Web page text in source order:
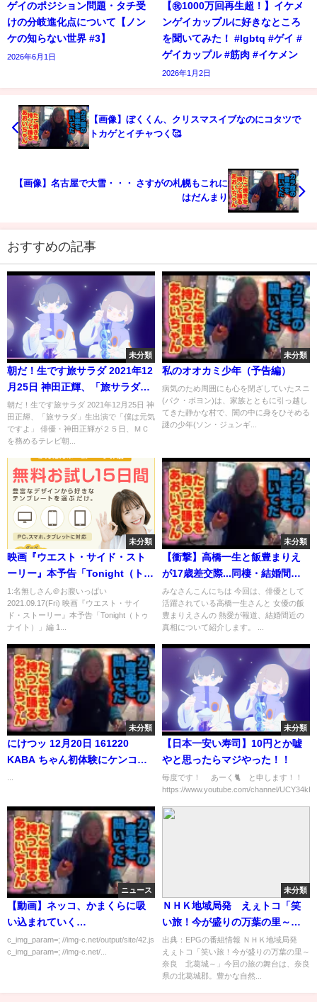
ゲイのポジション問題・タチ受
けの分岐進化点について【ノン
ケの知らない世界 #3】
2026年6月1日
【㊗️1000万回再生超！】イケメ
ンゲイカップルに好きなところ
を聞いてみた！ #lgbtq #ゲイ #
ゲイカップル #筋肉 #イケメン
2026年1月2日
【画像】ぼくくん、クリスマスイブなのにコタツで
トカゲとイチャつく🥰
【画像】名古屋で大雪・・・ さすがの札幌もこれに
はだんまり
おすすめの記事
未分類
朝だ！生です旅サラダ 2021年12
月25日 神田正輝、「旅サラダ」
生出演で「僕は元気ですよ」
朝だ！生です旅サラダ 2021年12月25日 神
田正輝、「旅サラダ」生出演で「僕は元気
ですよ」 俳優・神田正輝が２５日、ＭＣ
を務めるテレビ朝...
未分類
私のオオカミ少年（予告編）
病気のため周囲にも心を閉ざしていたスニ
(パク・ボヨン)は、家族とともに引っ越し
てきた静かな村で、闇の中に身をひそめる
謎の少年(ソン・ジュンギ...
未分類
映画『ウエスト・サイド・スト
ーリー』本予告「Tonight（トゥ
ナイト）」編 12月10日（金）公
開
1:名無しさん＠お腹いっぱい
2021.09.17(Fri) 映画『ウエスト・サイ
ド・ストーリー』本予告「Tonight（トゥ
ナイト）」編 1...
未分類
【衝撃】高橋一生と飯豊まりえ
が17歳差交際...同棲・結婚間近
の真相に一同驚愕！気になる馴
れ初めが衝撃的すぎた！！
みなさんこんにちは 今回は、俳優として
活躍されている高橋一生さんと 女優の飯
豊まりえさんの 熱愛が報道、結婚間近の
真相について紹介します。 ...
未分類
にけつッ 12月20日 161220
KABA ちゃん初体験にケンコバ
未分類
【日本一安い寿司】10円とか嘘
やと思ったらマジやった！！
毎度です！ あーく🐈 と申します！！
https://www.youtube.com/channel/
ニュース
【動画】ネッコ、かまくらに吸
い込まれていく…
c_img_param=; //img-c.net/output/site/42.js
c_img_param=; //img-c.net/...
未分類
ＮＨＫ地域局発 えぇトコ「笑
い旅！今が盛りの万葉の里～奈
良 北葛城～」[字] …の番組内
容解析まとめ
出典：EPGの番組情報 ＮＨＫ地域局発
えぇトコ「笑い旅！今が盛りの万葉の里～
奈良 北葛城～」今回の旅の舞台は、奈良
県の北葛城郡。豊かな自然...